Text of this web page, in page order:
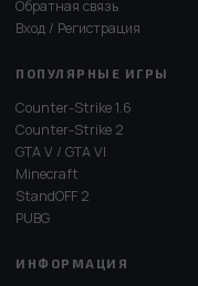
Обратная связь
Вход / Регистрация
ПОПУЛЯРНЫЕ ИГРЫ
Counter-Strike 1.6
Counter-Strike 2
GTA V / GTA VI
Minecraft
StandOFF 2
PUBG
ИНФОРМАЦИЯ